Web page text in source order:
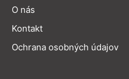
O nás
Kontakt
Ochrana osobných údajov